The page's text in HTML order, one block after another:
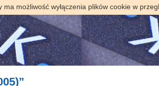
możliwość wyłączenia plików cookie w